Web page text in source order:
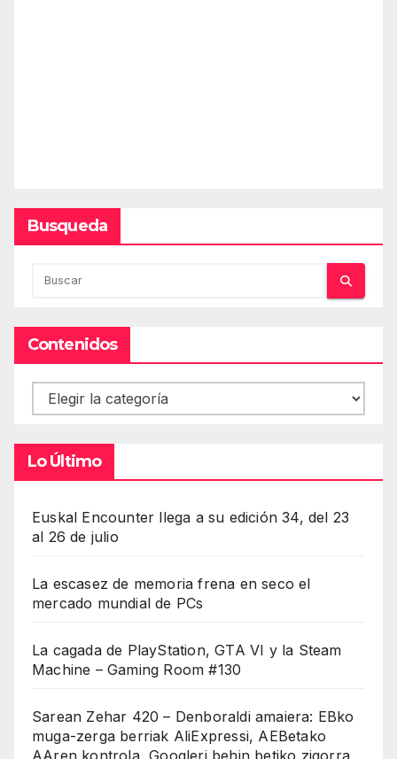
Busqueda
Contenidos
Contenidos
Lo Último
Euskal Encounter llega a su edición 34, del 23
al 26 de julio
La escasez de memoria frena en seco el
mercado mundial de PCs
La cagada de PlayStation, GTA VI y la Steam
Machine – Gaming Room #130
Sarean Zehar 420 – Denboraldi amaiera: EBko
muga-zerga berriak AliExpressi, AEBetako